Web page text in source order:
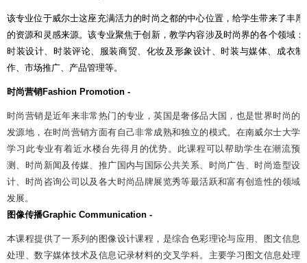
该专业位于威尔士这座充满活力的时尚之都的中心位置，给学生带来了丰厚
的资源和灵感来源。该专业聚焦于创新，教学内容涉及时尚界的各个领域：
时装设计、时装评论、服装商贸、化妆及形象设计、时装与媒体、成衣制
作、市场推广、产品管理等。
时尚营销Fashion Promotion -
时尚营销是近年来非常热门的专业，英国是奢侈品大国，也是世界时尚的
发源地，在时尚营销方面有自己非常成熟和独立的模式。在南威尔士大学
学习此专业有着近水楼台先得月的优势。此课程可以帮助学生在潮流预
测、时尚新闻及传媒、推广国内与国际公共关系、时尚广告、时尚造型设
计、时尚咨询公司以及各大时尚品牌展览秀等最活跃和富有创造性的领域
发展。
图像传播Graphic Communication -
本课程提供了一系列的图像设计课程，是综合色彩理论与应用、图文信息
处理、数字媒体技术及信息记录材料的交叉学科。主要学习图文信息处理